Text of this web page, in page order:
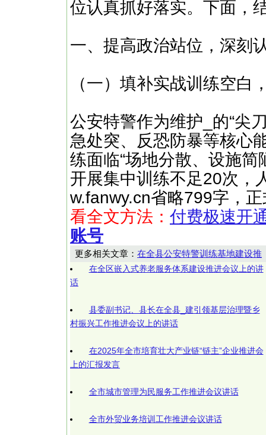
位认真抓好落实。下面，
一、提高政治站位，深刻
（一）填补实战训练空白
公安特警作为维护_的“尖
急处突、反恐防暴等核心
练面临“场地分散、设施
开展集中训练不足20次
w.fanwy.cn省略799字，
看全文方法： 付费极速开
账号
更多相关文章： 在全县公安特警训练基地建设推
在全区嵌入式养老服务体系建设推进会议上的讲
话
县委副书记、县长在全县_建引领基层治理暨乡
村振兴工作推进会议上的讲话
在2025年全市培育壮大产业链“链主”企业推进会
上的汇报发言
全市城市管理为民服务工作推进会议讲话
全市外贸业务培训工作推进会议讲话